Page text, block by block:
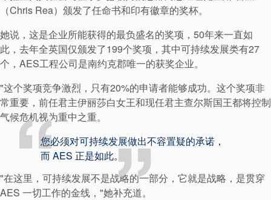
（Chris Rea）颁发了任命书和印有徽章的奖杯。
她说，这是企业所能获得的最负盛名的奖项，50年来一直如
此，去年全英国仅颁发了199个奖项，其中可持续发展类有27
个，AES工程公司是南约克郡唯一的获奖企业。
"这个奖项竞争激烈，只有20%的申请者能够成功。这个奖项非
常重要，前任君主伊丽莎白女王和现任君主查尔斯国王都将控制
气候危机视为重中之重。
您必须对可持续发展做出不容置疑的承诺，
而 AES 正是如此。
"在这里，可持续发展不是战略的一部分，它就是战略，是贯穿
AES 一切工作的金线，"她补充道。